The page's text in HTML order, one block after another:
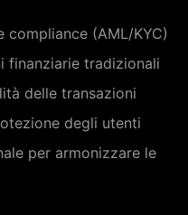
(AML/KYC)
finanziarie tradizionali
delle transazioni
degli utenti
per armonizzare le